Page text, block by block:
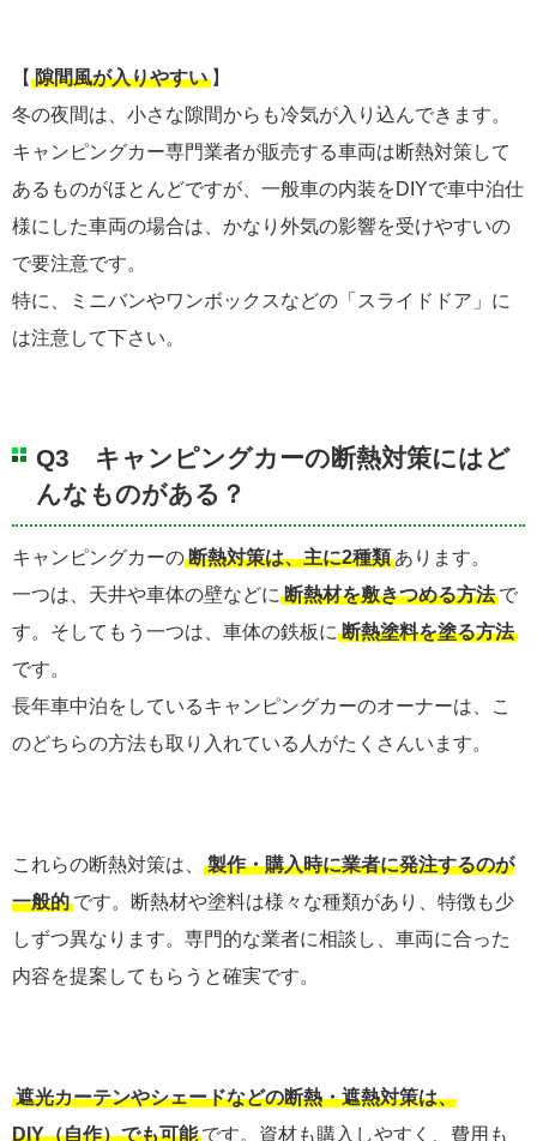
【 隙間風が入りやすい 】
冬の夜間は、小さな隙間からも冷気が入り込んできます。
キャンピングカー専門業者が販売する車両は断熱対策して
あるものがほとんどですが、一般車の内装をDIYで車中泊仕
様にした車両の場合は、かなり外気の影響を受けやすいの
で要注意です。
特に、ミニバンやワンボックスなどの「スライドドア」に
は注意して下さい。
Q3 キャンピングカーの断熱対策にはど
んなものがある？
キャンピングカーの断熱対策は、主に2種類 あります。
一つは、天井や車体の壁などに 断熱材を敷きつめる方法 で
す。そしてもう一つは、車体の鉄板に 断熱塗料を塗る方法
です。
長年車中泊をしているキャンピングカーのオーナーは、こ
のどちらの方法も取り入れている人がたくさんいます。
これらの断熱対策は、
製作・購入時に業者に発注するのが
一般的 です。断熱材や塗料は様々な種類があり、特徴も少
しずつ異なります。専門的な業者に相談し、車両に合った
内容を提案してもらうと確実です。
遮光カーテンやシェードなどの断熱・遮熱対策は、
DIY（自作）でも可能 です。資材も購入しやすく、費用も